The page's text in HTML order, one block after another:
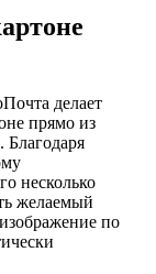
делает
прямо из
Благодаря
несколько
желаемый
по